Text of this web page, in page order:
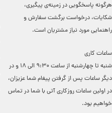
هرگونه پاسخگویی در زمینه‌ی پیگیری،
شکایات، درخواست برگشت سفارش و
راهنمایی مورد نیاز مشتریان است.
ساعات کاری
شنبه تا چهارشنبه از ساعت 9:30 الی 18 و در
دیگر ساعات ‌پس از گرفتن پیغام شما عزیزان،
در اولین ساعات روزکاری آتی با شما در تماس
خواهیم بود.